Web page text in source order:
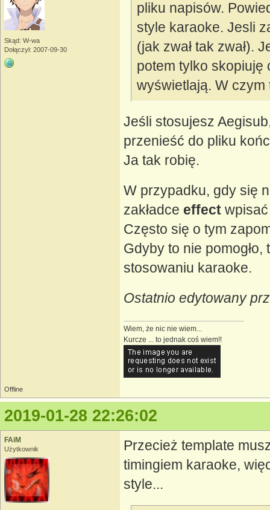
Skąd: W-wa
Dołączył: 2007-09-30
pliku napisów.
style karaoke. Jesli
(jak zwał tak zwał).
potem tylko skopiuję
wyświetlają. W czym
Jeśli stosujesz
przenieść do pliku
Ja tak robię.
W przypadku, gdy się
zakładce effect
Często się o tym
Gdyby to nie
stosowaniu karaoke.
Ostatnio edytowany
Wiem, że nic nie wiem...
Kurcze ... to jednak coś wiem!!
Offline
2019-01-28 22:26:02
FAiM
Użytkownik
Przecież template
timingiem karaoke,
style...